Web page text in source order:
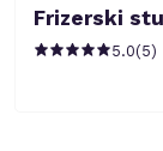
Frizerski
5.0(5)